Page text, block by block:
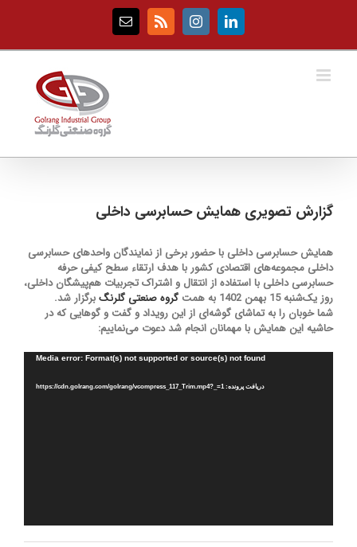
LinkedIn
Instagram
Rss
Email
گزارش تصویری همایش حسابرسی داخلی
همایش حسابرسی داخلی با حضور برخی از نمایندگان واحدهای حسابرسی
داخلی مجموعه‌های اقتصادی کشور با هدف ارتقاء سطح کیفی حرفه
حسابرسی داخلی با استفاده از انتقال و اشتراک تجربیات هم‌پیشگان داخلی،
روز یک‌شنبه 15 بهمن 1402 به همت
گروه صنعتی گلرنگبرگزار شد.
شما خوبان را به تماشای گوشه‌ای از این رویداد و گفت‌ و گوهایی که در
حاشیه این همایش با مهمانان انجام شد دعوت می‌نماییم:
Media error: Format(s) not supported or source(s) not found
دریافت پرونده: https://cdn.golrang.com/golrang/vcompress_117_Trim.mp4?_=1